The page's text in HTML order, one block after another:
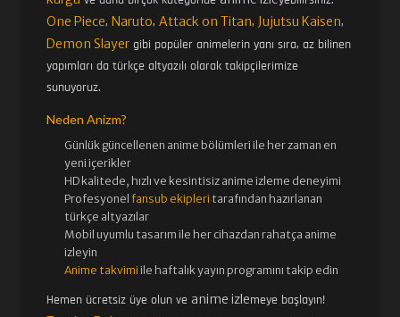
One Piece, Naruto,Attack on Titan, Jujutsu Kaisen,
Demon Slayer gibi popüler animelerin yanı sıra, az bilinen
yapımları da türkçe altyazılı olarak takipçilerimize
sunuyoruz.
Neden Anizm?
Günlük güncellenen anime bölümleri ile her zaman en
yeni içerikler
HD kalitede, hızlı ve kesintisiz anime izleme deneyimi
Profesyonelfansub ekipleri tarafından hazırlanan
türkçe altyazılar
Mobil uyumlu tasarım ile her cihazdan rahatça anime
izleyin
Anime takvimi ile haftalık yayın programını takip edin
Hemen ücretsiz üye olun ve anime izlemeye başlayın!